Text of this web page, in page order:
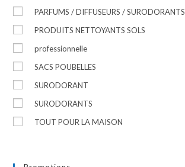
PARFUMS / DIFFUSEURS / SURODORANTS
PRODUITS NETTOYANTS SOLS
professionnelle
SACS POUBELLES
SURODORANT
SURODORANTS
TOUT POUR LA MAISON